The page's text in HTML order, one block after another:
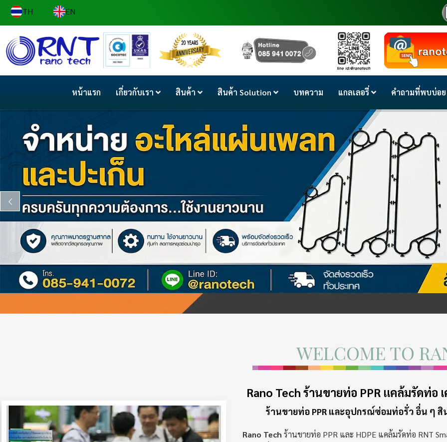
TH EN
หน้าแรก เกี่ยวกับเรา สินค้า สินค้า Solution บทความ แกลเลอรี่ คำถามที่พบบ่อย
WELCOME TO
Rano Tech ร้านขายท่อ PPR แคล้มรัดท่อ เ
ร้านขายท่อ PPR และอุปกรณ์ซ่อมท่อรั่ว อื่น ๆ
Rano Tech ร้านขายท่อ PPR และ HDPE แคล้มรัดท่อ RNT